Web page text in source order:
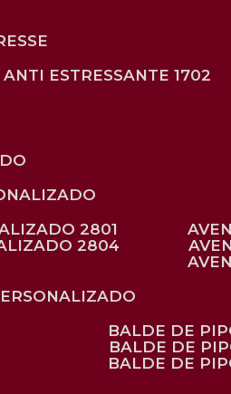
ANTI ESTRESSANTE 1702
2801
2804
BALDE DE
BALDE DE
BALDE DE